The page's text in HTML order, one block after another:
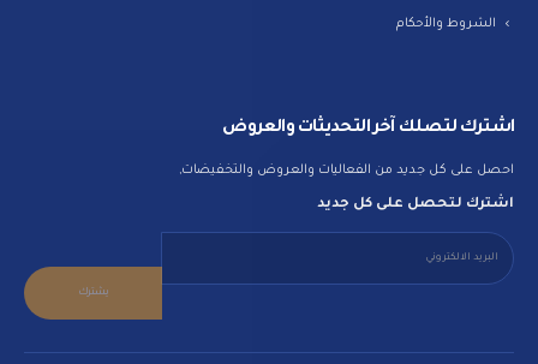
الشروط والأحكام
اشترك لتصلك آخر التحديثات والعروض
احصل على كل جديد من الفعاليات والعروض والتخفيضات,
اشترك لتحصل على كل جديد